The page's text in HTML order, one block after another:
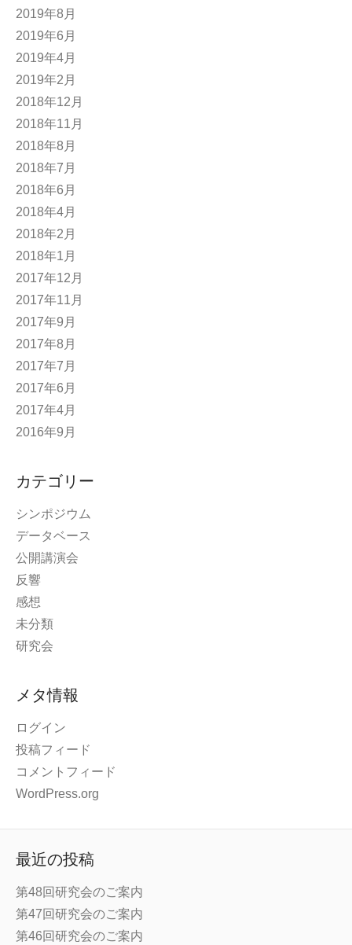
2019年8月
2019年6月
2019年4月
2019年2月
2018年12月
2018年11月
2018年8月
2018年7月
2018年6月
2018年4月
2018年2月
2018年1月
2017年12月
2017年11月
2017年9月
2017年8月
2017年7月
2017年6月
2017年4月
2016年9月
カテゴリー
シンポジウム
データベース
公開講演会
反響
感想
未分類
研究会
メタ情報
ログイン
投稿フィード
コメントフィード
WordPress.org
最近の投稿
第48回研究会のご案内
第47回研究会のご案内
第46回研究会のご案内